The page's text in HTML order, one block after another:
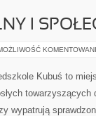
I
Kubuś to
wypatrują